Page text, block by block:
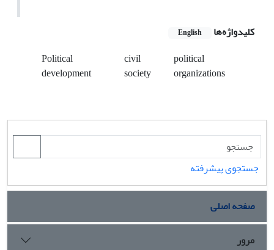
کلیدواژه‌ها English
Political
development
civil
society
political
organizations
جستجوی پیشرفته
صفحه اصلی
مرور